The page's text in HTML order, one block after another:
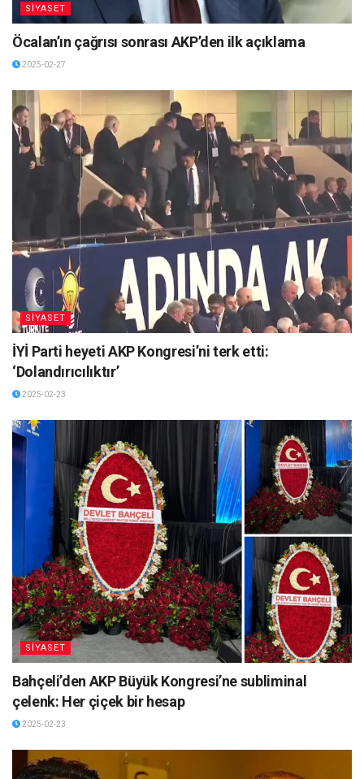
SİYASET
Öcalan’ın çağrısı sonrası AKP’den ilk açıklama
2025-02-27
SİYASET
İYİ Parti heyeti AKP Kongresi’ni terk etti:
‘Dolandırıcılıktır’
2025-02-23
SİYASET
Bahçeli’den AKP Büyük Kongresi’ne subliminal
çelenk: Her çiçek bir hesap
2025-02-23